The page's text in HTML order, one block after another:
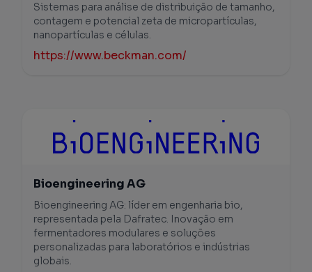
Sistemas para análise de distribuição de tamanho,
contagem e potencial zeta de micropartículas,
nanopartículas e células.
https://www.beckman.com/
Bioengineering AG
Bioengineering AG: líder em engenharia bio,
representada pela Dafratec. Inovação em
fermentadores modulares e soluções
personalizadas para laboratórios e indústrias
globais.